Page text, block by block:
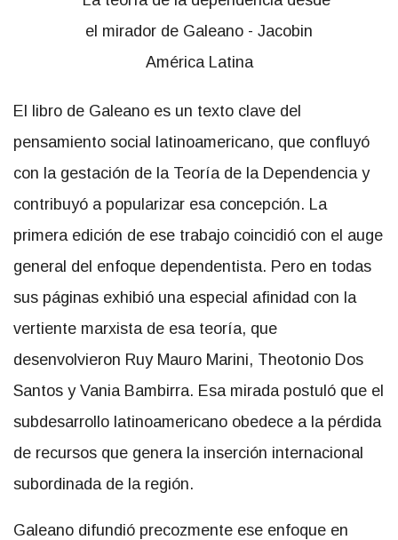
El libro de Galeano es un texto clave del
pensamiento social latinoamericano, que confluyó
con la gestación de la Teoría de la Dependencia y
contribuyó a popularizar esa concepción. La
primera edición de ese trabajo coincidió con el auge
general del enfoque dependentista. Pero en todas
sus páginas exhibió una especial afinidad con la
vertiente marxista de esa teoría, que
desenvolvieron Ruy Mauro Marini, Theotonio Dos
Santos y Vania Bambirra. Esa mirada postuló que el
subdesarrollo latinoamericano obedece a la pérdida
de recursos que genera la inserción internacional
subordinada de la región.
Galeano difundió precozmente ese enfoque en